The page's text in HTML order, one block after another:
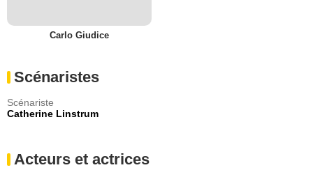
Carlo Giudice
Scénaristes
Scénariste
Catherine Linstrum
Acteurs et actrices